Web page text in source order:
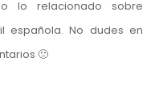
lo relacionado sobre
española. No dudes en
🙂